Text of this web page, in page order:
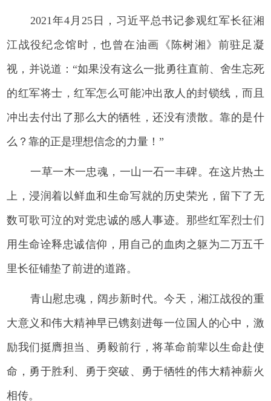
2021年4月25日，习近平总书记参观红军长征湘
江战役纪念馆时，也曾在油画《陈树湘》前驻足凝
视，并说道：“如果没有这么一批勇往直前、舍生忘死
的红军将士，红军怎么可能冲出敌人的封锁线，而且
冲出去付出了那么大的牺牲，还没有溃散。靠的是什
么？靠的正是理想信念的力量！”
一草一木一忠魂，一山一石一丰碑。在这片热土
上，浸润着以鲜血和生命写就的历史荣光，留下了无
数可歌可泣的对党忠诚的感人事迹。那些红军烈士们
用生命诠释忠诚信仰，用自己的血肉之躯为二万五千
里长征铺垫了前进的道路。
青山慰忠魂，阔步新时代。今天，湘江战役的重
大意义和伟大精神早已镌刻进每一位国人的心中，激
励我们挺膺担当、勇毅前行，将革命前辈以生命赴使
命，勇于胜利、勇于突破、勇于牺牲的伟大精神薪火
相传。